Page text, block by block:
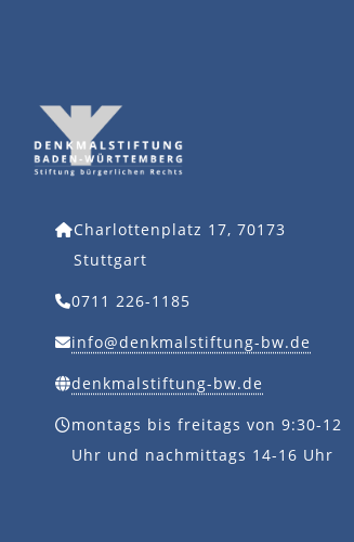
Charlottenplatz 17, 70173
Stuttgart
0711 226-1185
info@denkmalstiftung-bw.de
denkmalstiftung-bw.de
montags bis freitags von 9:30-12
Uhr und nachmittags 14-16 Uhr